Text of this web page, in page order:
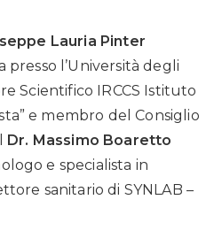
Lauria Pinter
l’Università degli
Scientifico IRCCS Istituto
e membro del Consiglio
Dr. Massimo Boaretto
e specialista in
sanitario di SYNLAB –